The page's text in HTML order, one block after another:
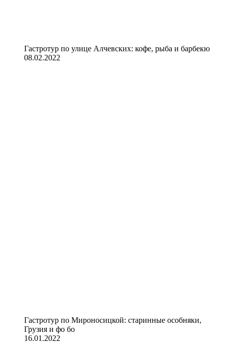
Гастротур по улице Алчевских: кофе, рыба и барбекю
08.02.2022
Гастротур по Мироносицкой: старинные особняки,
Грузия и фо бо
16.01.2022